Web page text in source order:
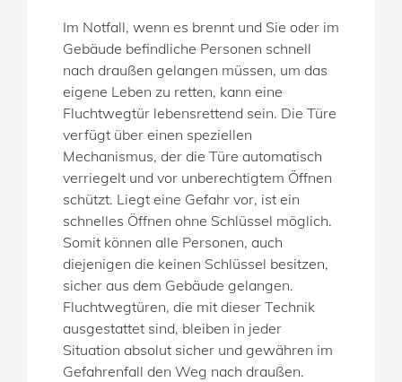
Im Notfall, wenn es brennt und Sie oder im
Gebäude befindliche Personen schnell
nach draußen gelangen müssen, um das
eigene Leben zu retten, kann eine
Fluchtwegtür lebensrettend sein. Die Türe
verfügt über einen speziellen
Mechanismus, der die Türe automatisch
verriegelt und vor unberechtigtem Öffnen
schützt. Liegt eine Gefahr vor, ist ein
schnelles Öffnen ohne Schlüssel möglich.
Somit können alle Personen, auch
diejenigen die keinen Schlüssel besitzen,
sicher aus dem Gebäude gelangen.
Fluchtwegtüren, die mit dieser Technik
ausgestattet sind, bleiben in jeder
Situation absolut sicher und gewähren im
Gefahrenfall den Weg nach draußen.